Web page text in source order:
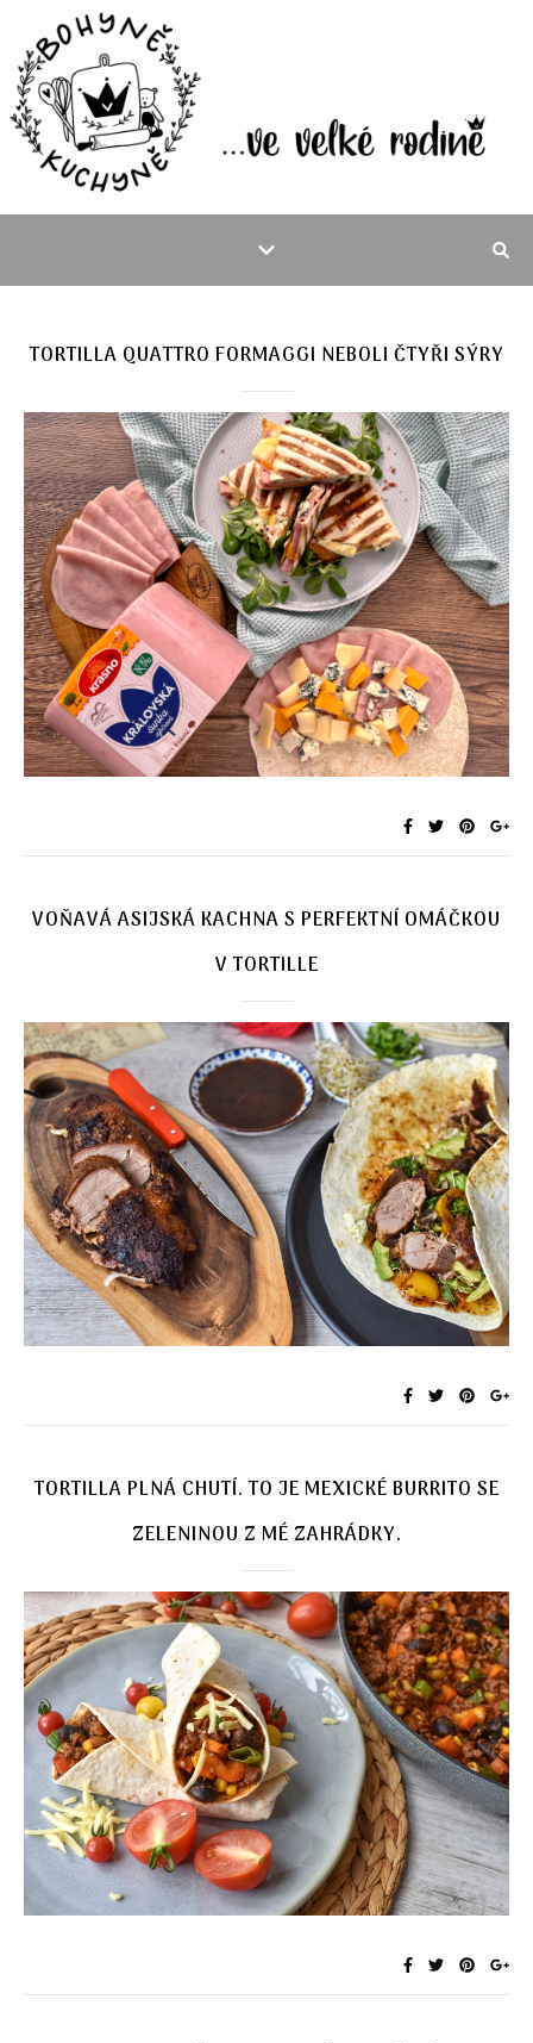
TORTILLA QUATTRO FORMAGGI NEBOLI ČTYŘI SÝRY
VOŇAVÁ ASIJSKÁ KACHNA S PERFEKTNÍ OMÁČKOU
V TORTILLE
TORTILLA PLNÁ CHUTÍ. TO JE MEXICKÉ BURRITO SE
ZELENINOU Z MÉ ZAHRÁDKY.